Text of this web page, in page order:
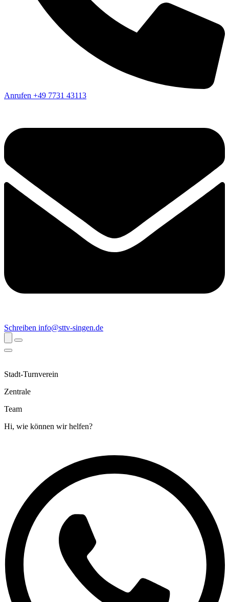
Anrufen +49 7731 43113
Schreiben info@sttv-singen.de
Stadt-Turnverein
Zentrale
Team
Hi, wie können wir helfen?